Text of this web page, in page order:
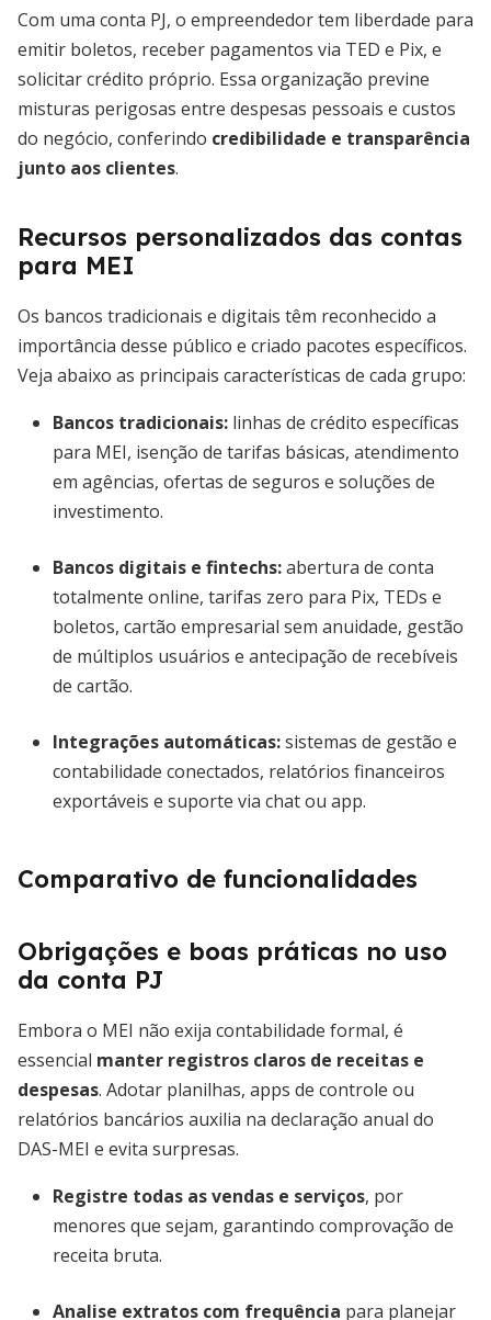
Com uma conta PJ, o empreendedor tem liberdade para
emitir boletos, receber pagamentos via TED e Pix, e
solicitar crédito próprio. Essa organização previne
misturas perigosas entre despesas pessoais e custos
do negócio, conferindo credibilidade e transparência
junto aos clientes.
Recursos personalizados das contas
para MEI
Os bancos tradicionais e digitais têm reconhecido a
importância desse público e criado pacotes específicos.
Veja abaixo as principais características de cada grupo:
Bancos tradicionais: linhas de crédito específicas
para MEI, isenção de tarifas básicas, atendimento
em agências, ofertas de seguros e soluções de
investimento.
Bancos digitais e fintechs:abertura de conta
totalmente online, tarifas zero para Pix, TEDs e
boletos, cartão empresarial sem anuidade, gestão
de múltiplos usuários e antecipação de recebíveis
de cartão.
Integrações automáticas:sistemas de gestão e
contabilidade conectados, relatórios financeiros
exportáveis e suporte via chat ou app.
Comparativo de funcionalidades
Obrigações e boas práticas no uso
da conta PJ
Embora o MEI não exija contabilidade formal, é
essencial manter registros claros de receitas e
despesas. Adotar planilhas, apps de controle ou
relatórios bancários auxilia na declaração anual do
DAS-MEI e evita surpresas.
Registre todas as vendas e serviços, por
menores que sejam, garantindo comprovação de
receita bruta.
Analise extratos com frequência para planejar